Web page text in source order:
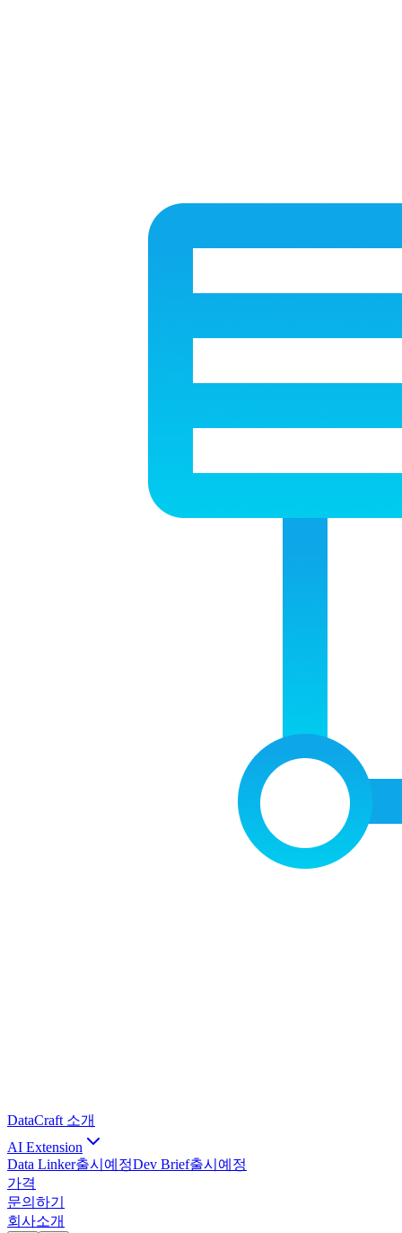
DataCraft 소개
AI Extension
Data Linker출시예정Dev Brief출시예정
가격
문의하기
회사소개